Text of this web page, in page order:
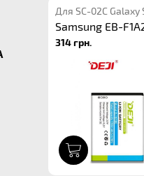
Для SC-02C Galaxy
Samsung EB-
314 грн.